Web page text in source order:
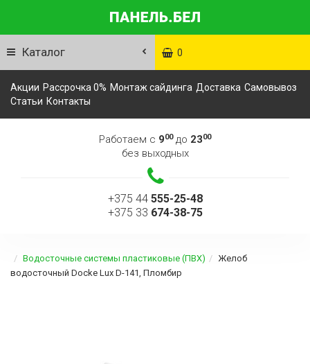
Каталог 0
Акции Рассрочка 0% Монтаж сайдинга Доставка Самовывоз
Статьи Контакты
Работаем с 900до 2300
без выходных
+375 44 555-25-48
+375 33 674-38-75
Водосточные системы пластиковые (ПВХ)
Желоб
водосточный Docke Lux D-141, Пломбир